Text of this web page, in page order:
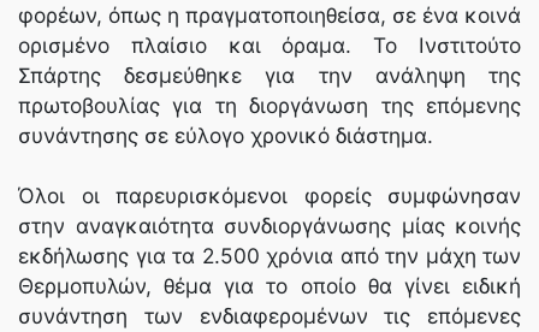
φορέων, όπως η πραγματοποιηθείσα, σε ένα κοινά
ορισμένο πλαίσιο και όραμα. Το Ινστιτούτο
Σπάρτης δεσμεύθηκε για την ανάληψη της
πρωτοβουλίας για τη διοργάνωση της επόμενης
συνάντησης σε εύλογο χρονικό διάστημα.
Όλοι οι παρευρισκόμενοι φορείς συμφώνησαν
στην αναγκαιότητα συνδιοργάνωσης μίας κοινής
εκδήλωσης για τα 2.500 χρόνια από την μάχη των
Θερμοπυλών, θέμα για το οποίο θα γίνει ειδική
συνάντηση των ενδιαφερομένων τις επόμενες